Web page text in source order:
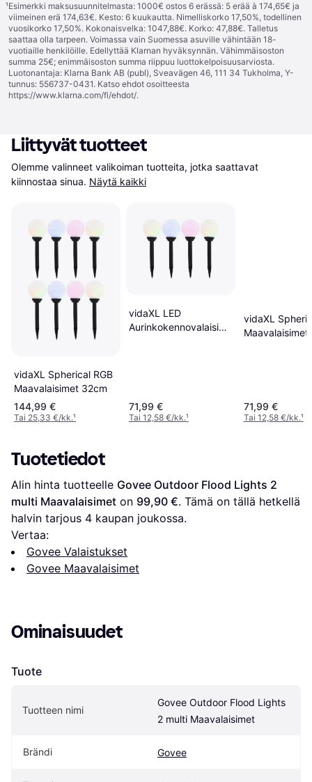
¹Esimerkki maksusuunnitelmasta: 1000€ ostos 6 erässä: 5 erää à 174,65€ ja
viimeinen erä 174,63€. Kesto: 6 kuukautta. Nimelliskorko 17,50%, todellinen
vuosikorko 17,50%. Kokonaisvelka: 1047,88€. Korko: 47,88€. Talletus
saattaa olla tarpeen. Voimassa vain Suomessa asuville vähintään 18-
vuotiaille henkilöille. Edellyttää Klarnan hyväksynnän. Vähimmäisoston
summa 25€; enimmäisoston summa riippuu luottokelpoisuusarviosta.
Luotonantaja: Klarna Bank AB (publ), Sveavägen 46, 111 34 Tukholma, Y-
tunnus: 556737-0431. Katso ehdot osoitteesta
https://www.klarna.com/fi/ehdot/.
Liittyvät tuotteet
Olemme valinneet valikoiman tuotteita, jotka saattavat
kiinnostaa sinua. Näytä kaikki
vidaXL Spherical RGB
Maavalaisimet 32cm
144,99 €
Tai 25,33 €/kk.¹
vidaXL LED
Aurinkokennovalaisin
71,99 €
Tai 12,58 €/kk.¹
vidaXL
Maavalaisimet
71,99 €
Tai 12,58 €/kk.¹
Tuotetiedot
Alin hinta tuotteelle Govee Outdoor Flood Lights 2
multi Maavalaisimet on 99,90 €. Tämä on tällä hetkellä
halvin tarjous 4 kaupan joukossa.
Vertaa:
Govee Valaistukset
Govee Maavalaisimet
Ominaisuudet
Tuote
Tuotteen nimi
Govee Outdoor Flood Lights
2 multi Maavalaisimet
Brändi Govee